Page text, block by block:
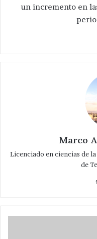
un incremento en
Marco
Licenciado en ciencias de
de